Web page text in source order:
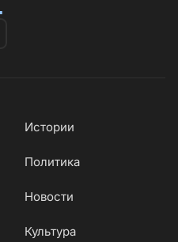
Истории
Политика
Новости
Культура